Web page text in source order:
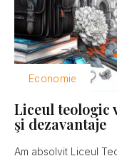
Economie
Liceul teologic
şi dezavantaje
Am absolvit Liceul